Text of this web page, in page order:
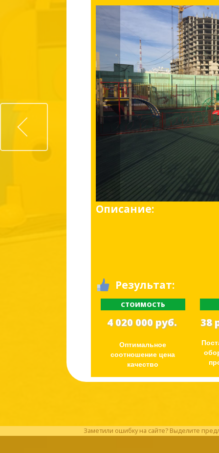
Описание:
Результат:
СТОИМОСТЬ
4 020 000 руб.
Оптимальное
соотношение цена
качество
38
Заметили ошибку на сайте? Выделите